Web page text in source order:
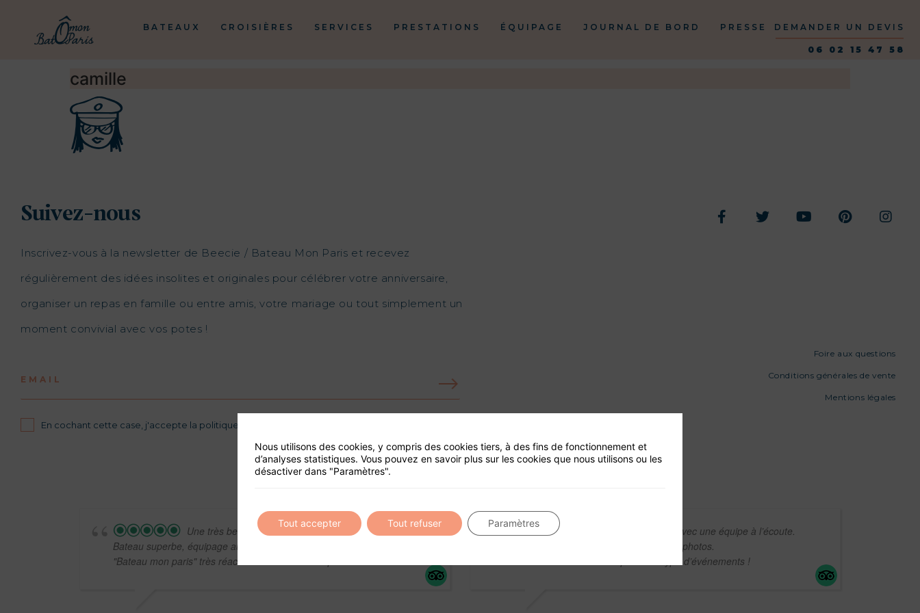
BATEAUX CROISIÈRES SERVICES PRESTATIONS ÉQUIPAGE JOURNAL DE BORD PRESSE DEMANDER UN DEVIS
06 02 15 47 58
camille
Suivez-nous
Inscrivez-vous à la newsletter de Beecie / Bateau Mon Paris et recevez
régulièrement des idées insolites et originales pour célébrer votre anniversaire,
organiser un repas en famille ou entre amis, votre mariage ou tout simplement un
moment convivial avec vos potes !
EMAIL
En cochant cette case, j'accepte la politique de confidentialité de ce site
Foire aux questions
Conditions générales de vente
Mentions légales
Une très belle soirée pour l'anniversaire de ma femme.
Bateau superbe, équipage au top, la boxe apéritive divine et une équipe
"Bateau mon paris" très réactive. Bref... n'hésitez plus !
Bonne communication avec une équipe à l’écoute.
Moment très agréable, bateau égale aux photos.
Je recommande fortement pour tout type d’événements !
Nous utilisons des cookies, y compris des cookies tiers, à des fins de fonctionnement et
d’analyses statistiques. Vous pouvez en savoir plus sur les cookies que nous utilisons ou les
désactiver dans "Paramètres".
Tout accepter Tout refuser Paramètres